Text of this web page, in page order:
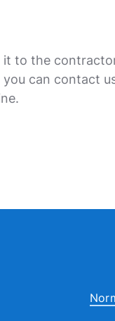
it to the
can contact